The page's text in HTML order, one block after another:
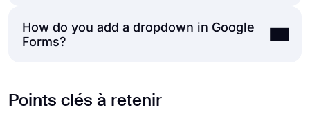
question, then click on the three horizontal
dots at the lower right corner of the
dropdown selection.
Every form builder has its own process
when it comes to making a drop-down box.
teach you about adding a drop-down box for
How do you add a dropdown in Google
Forms?
Google Forms, you must create your form
Points clés à retenir